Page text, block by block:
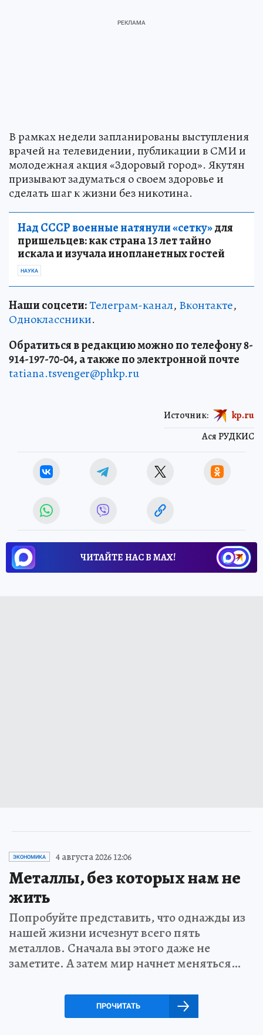
В рамках недели запланированы выступления
врачей на телевидении, публикации в СМИ и
молодежная акция «Здоровый город». Якутян
призывают задуматься о своем здоровье и
сделать шаг к жизни без никотина.
Над СССР военные натянули «сетку»для
пришельцев: как страна 13 лет тайно
искала и изучала инопланетных гостей
НАУКА
Наши соцсети:Телеграм-канал, Вконтакте,
Одноклассники.
Обратиться в редакцию можно по телефону 8-
914-197-70-04, а также по электронной почте
tatiana.tsvenger@phkp.ru
Ася РУДКИС
Источник: kp.ru
ЧИТАЙТЕ НАС В МАХ!
ЭКОНОМИКА 4 августа 2026 12:06
Металлы, без которых нам не
жить
Попробуйте представить, что однажды из
нашей жизни исчезнут всего пять
металлов. Сначала вы этого даже не
заметите. А затем мир начнет меняться…
ПРОЧИТАТЬ